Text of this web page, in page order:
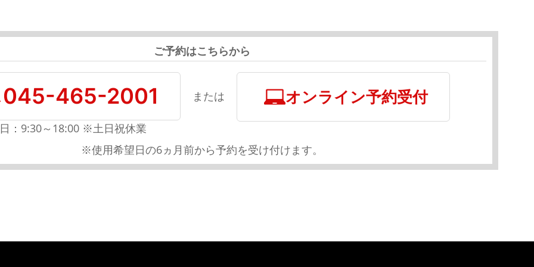
ご予約はこちらから
045-465-2001
：9:30～18:00 ※土日祝休業
または オンライン予約受付
※使用希望日の6ヵ月前から予約を受け付けます。